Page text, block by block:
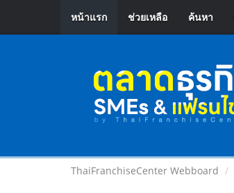
หน้าแรก ช่วยเหลือ ค้นหา
ThaiFranchiseCenter Webboard